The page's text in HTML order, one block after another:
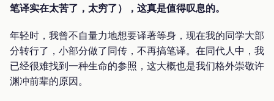
笔译实在太苦了，太穷了），这真是值得叹息的。
年轻时，我曾不自量力地想要译著等身，现在我的同学大部
分转行了，小部分做了同传，不再搞笔译。在同代人中，我
已经很难找到一种生命的参照，这大概也是我们格外崇敬许
渊冲前辈的原因。